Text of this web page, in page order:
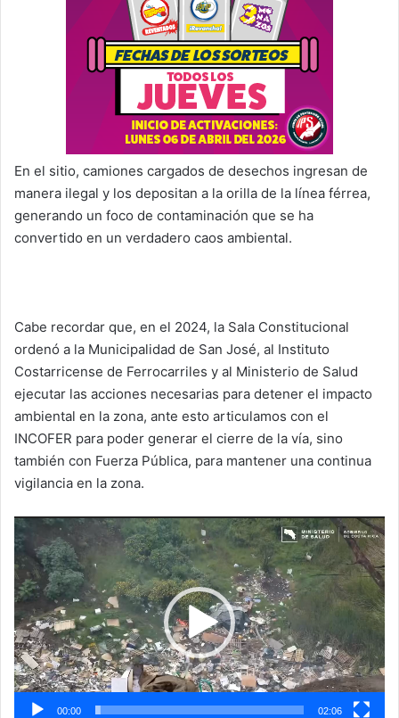
En el sitio, camiones cargados de desechos ingresan de
manera ilegal y los depositan a la orilla de la línea férrea,
generando un foco de contaminación que se ha
convertido en un verdadero caos ambiental.
Cabe recordar que, en el 2024, la Sala Constitucional
ordenó a la Municipalidad de San José, al Instituto
Costarricense de Ferrocarriles y al Ministerio de Salud
ejecutar las acciones necesarias para detener el impacto
ambiental en la zona, ante esto articulamos con el
INCOFER para poder generar el cierre de la vía, sino
también con Fuerza Pública, para mantener una continua
vigilancia en la zona.
Reproductor
de
vídeo
00:00 02:06